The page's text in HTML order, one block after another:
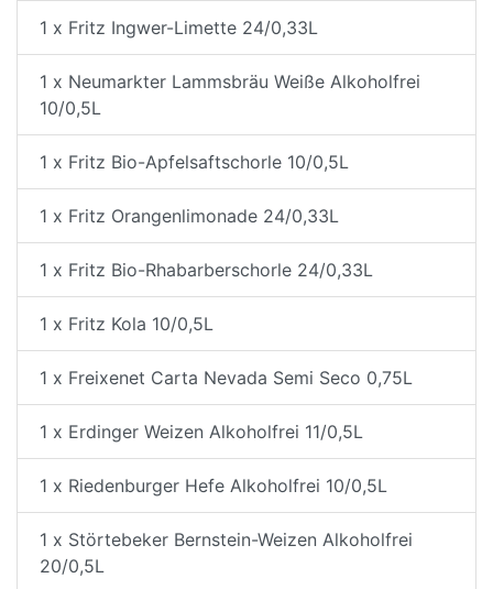
1 x Fritz Ingwer-Limette 24/0,33L
1 x Neumarkter Lammsbräu Weiße Alkoholfrei
10/0,5L
1 x Fritz Bio-Apfelsaftschorle 10/0,5L
1 x Fritz Orangenlimonade 24/0,33L
1 x Fritz Bio-Rhabarberschorle 24/0,33L
1 x Fritz Kola 10/0,5L
1 x Freixenet Carta Nevada Semi Seco 0,75L
1 x Erdinger Weizen Alkoholfrei 11/0,5L
1 x Riedenburger Hefe Alkoholfrei 10/0,5L
1 x Störtebeker Bernstein-Weizen Alkoholfrei
20/0,5L